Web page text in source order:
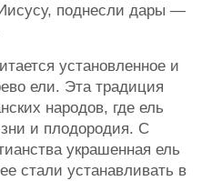
поднесли дары —
установленное и
ели. Эта традиция
народов, где ель
и плодородия. С
украшенная ель
стали устанавливать в